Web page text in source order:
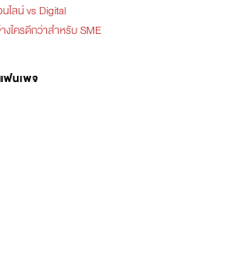
ลน์ vs Digital
งใครดีกว่าสำหรับ SME
ฟนเพจ